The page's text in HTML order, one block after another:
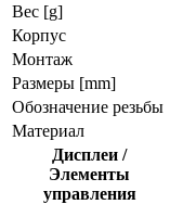
Вес [g]
Корпус
Монтаж
Размеры [mm]
Обозначение резьбы
Материал
Дисплеи /
Элементы
управления